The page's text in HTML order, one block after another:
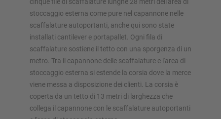
cinque file di scaffalature lunghe 28 metri dell'area di
stoccaggio esterna come pure nel capannone nelle
scaffalature autoportanti, anche qui sono state
installati cantilever e portapallet. Ogni fila di
scaffalature sostiene il tetto con una sporgenza di un
metro. Tra il capannone delle scaffalature e l'area di
stoccaggio esterna si estende la corsia dove la merce
viene messa a disposizione dei clienti. La corsia è
coperta da un tetto di 13 metri di larghezza che
collega il capannone con le scaffalature autoportanti